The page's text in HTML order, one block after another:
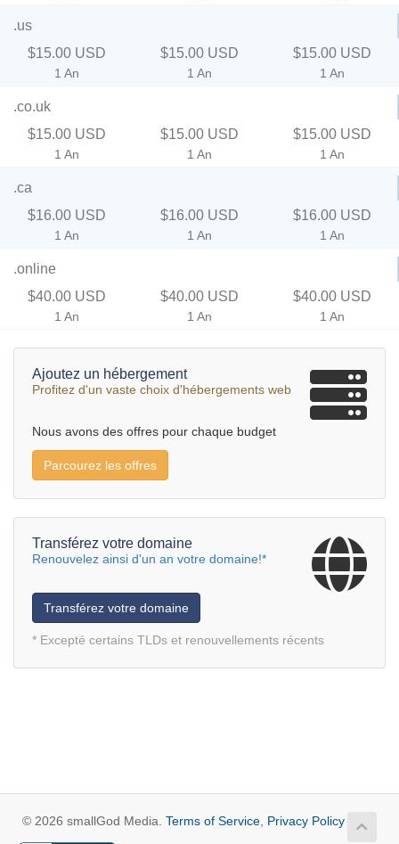
.us
$15.00 USD
1 An
$15.00 USD
1 An
$15.00 USD
1 An
.co.uk
$15.00 USD
1 An
$15.00 USD
1 An
$15.00 USD
1 An
.ca
$16.00 USD
1 An
$16.00 USD
1 An
$16.00 USD
1 An
.online
$40.00 USD
1 An
$40.00 USD
1 An
$40.00 USD
1 An
Ajoutez un hébergement
Profitez d'un vaste choix d'hébergements web
Nous avons des offres pour chaque budget
Parcourez les offres
Transférez votre domaine
Renouvelez ainsi d'un an votre domaine!*
Transférez votre domaine
* Excepté certains TLDs et renouvellements récents
© 2026 smallGod Media. Terms of Service Privacy Policy